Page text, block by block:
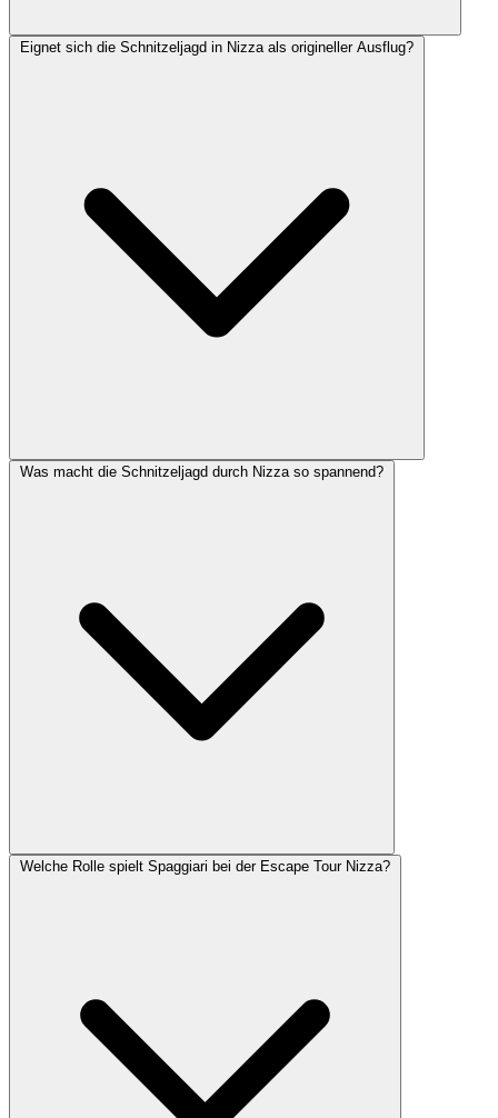
Eignet sich die Schnitzeljagd in Nizza als origineller Ausflug?
Was macht die Schnitzeljagd durch Nizza so spannend?
Welche Rolle spielt Spaggiari bei der Escape Tour Nizza?